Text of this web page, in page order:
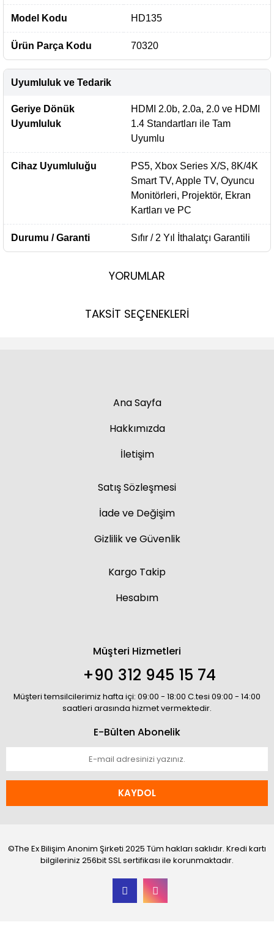
Model Kodu HD135
Ürün Parça Kodu 70320
Uyumluluk ve Tedarik
Geriye Dönük
Uyumluluk
HDMI 2.0b, 2.0a, 2.0 ve HDMI
1.4 Standartları ile Tam
Uyumlu
Cihaz Uyumluluğu
PS5, Xbox Series X/S, 8K/4K
Smart TV, Apple TV, Oyuncu
Monitörleri, Projektör, Ekran
Kartları ve PC
Durumu / Garanti Sıfır / 2 Yıl İthalatçı Garantili
YORUMLAR
TAKSİT SEÇENEKLERİ
Ana Sayfa
Hakkımızda
İletişim
Satış Sözleşmesi
İade ve Değişim
Gizlilik ve Güvenlik
Kargo Takip
Hesabım
Müşteri Hizmetleri
+90 312 945 15 74
Müşteri temsilcilerimiz hafta içi: 09:00 - 18:00 C.tesi 09:00 - 14:00
saatleri arasında hizmet vermektedir.
E-Bülten Abonelik
KAYDOL
©The Ex Bilişim Anonim Şirketi 2025 Tüm hakları saklıdır. Kredi kartı
bilgileriniz 256bit SSL sertifikası ile korunmaktadır.